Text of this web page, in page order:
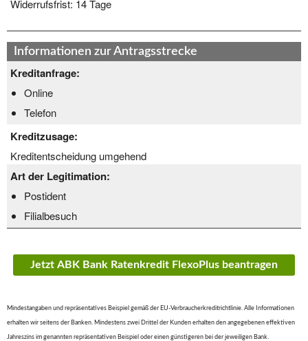
Widerrufsfrist: 14 Tage
Informationen zur Antragsstrecke
Kreditanfrage:
Online
Telefon
Kreditzusage:
Kreditentscheidung umgehend
Art der Legitimation:
Postident
Filialbesuch
Jetzt ABK Bank Ratenkredit FlexoPlus beantragen
Mindestangaben und repräsentatives Beispiel gemäß der EU-Verbraucherkreditrichtlinie. Alle Informationen
erhalten wir seitens der Banken. Mindestens zwei Drittel der Kunden erhalten den angegebenen effektiven
Jahreszins im genannten repräsentativen Beispiel oder einen günstigeren bei der jeweiligen Bank.